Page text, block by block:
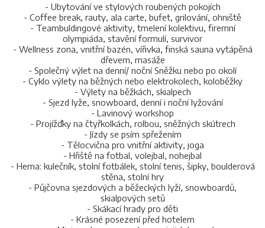
- Ubytování ve stylových roubených pokojích
- Coffee break, rauty, ala carte, bufet, grilování, ohniště
- Teambuldingové aktivity, tmelení kolektivu, firemní
olympiáda, stavění formulí, survivor
- Wellness zona, vnitřní bazén, vířivka, finská sauna vytápěná
dřevem, masáže
- Společný výlet na denní/ noční Sněžku nebo po okolí
- Cyklo výlety na běžných nebo elektrokolech, koloběžky
- Výlety na běžkách, skialpech
- Sjezd lyže, snowboard, denní i noční lyžování
- Lavinový workshop
- Projížďky na čtyřkolkách, rolbou, sněžných skútrech
- Jízdy se psím spřežením
- Tělocvična pro vnitřní aktivity, joga
- Hřiště na fotbal, volejbal, nohejbal
- Herna: kulečník, stolní fotbálek, stolní tenis, šipky, boulderová
stěna, stolní hry
- Půjčovna sjezdových a běžeckých lyží, snowboardů,
skialpových setů
- Skákací hrady pro děti
- Krásné posezení před hotelem